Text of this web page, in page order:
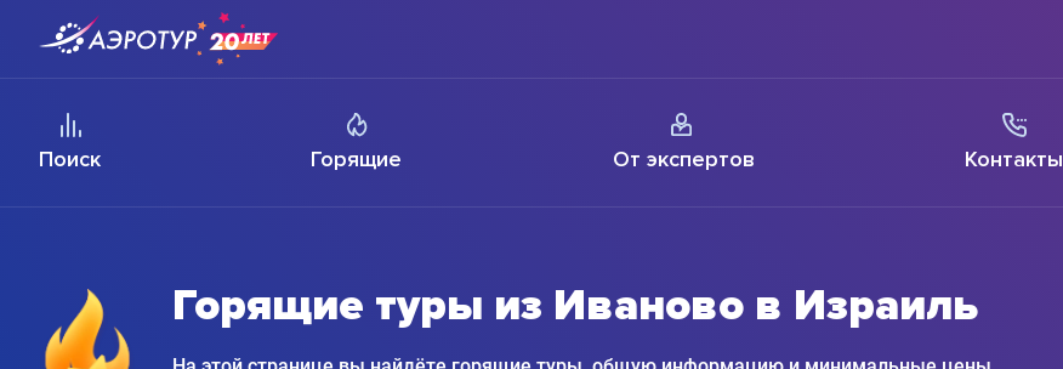
Поиск Горящие От экспертов Контакты
Горящие туры из Иваново в Израиль